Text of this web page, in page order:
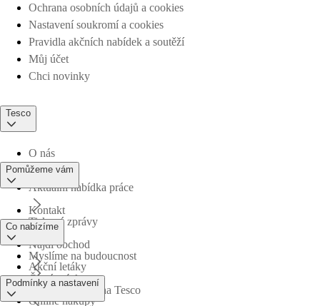
Ochrana osobních údajů a cookies
Nastavení soukromí a cookies
Pravidla akčních nabídek a soutěží
Můj účet
Chci novinky
Tesco
O nás
Aktuální nabídka práce
Tiskové zprávy
Myslíme na budoucnost
Obchodní skupina Tesco
Pomůžeme vám
Kontakt
Najdi obchod
Časté otázky
Co nabízíme
Akční letáky
Online nákupy
Podmínky a nastavení